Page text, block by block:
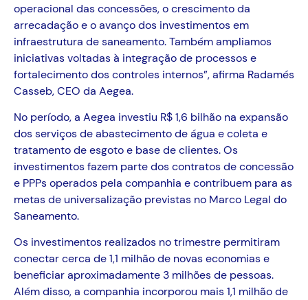
operacional das concessões, o crescimento da
arrecadação e o avanço dos investimentos em
infraestrutura de saneamento. Também ampliamos
iniciativas voltadas à integração de processos e
fortalecimento dos controles internos”, afirma Radamés
Casseb, CEO da Aegea.
No período, a Aegea investiu R$ 1,6 bilhão na expansão
dos serviços de abastecimento de água e coleta e
tratamento de esgoto e base de clientes. Os
investimentos fazem parte dos contratos de concessão
e PPPs operados pela companhia e contribuem para as
metas de universalização previstas no Marco Legal do
Saneamento.
Os investimentos realizados no trimestre permitiram
conectar cerca de 1,1 milhão de novas economias e
beneficiar aproximadamente 3 milhões de pessoas.
Além disso, a companhia incorporou mais 1,1 milhão de